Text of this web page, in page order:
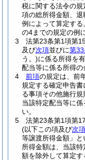
税に関する法令の
項の総所得金額、
例によって算定する
の4までの規定の例
3
法第23条第1項第
及び次項並びに第
う。)に係る所得を
配当等に係る所得の
4
前項の規定は、前
規定する確定申告
る事項その他施行規
当該特定配当等に
い。
5
法第23条第1項第
(以下この項及び次項
等譲渡所得金額」と
所得金額は、当該
額を除外して算定す